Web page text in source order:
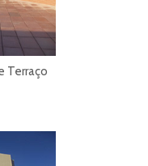
Terraço